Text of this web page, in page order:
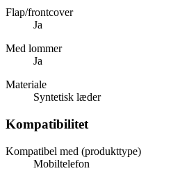
Flap/frontcover
Ja
Med lommer
Ja
Materiale
Syntetisk læder
Kompatibilitet
Kompatibel med (produkttype)
Mobiltelefon